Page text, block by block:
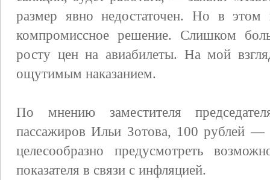
размер явно недостаточен. Но в этом
компромиссное решение. Слишком
росту цен на авиабилеты. На мой
ощутимым наказанием.
По мнению заместителя
пассажиров Ильи Зотова, 100 рублей —
целесообразно предусмотреть
показателя в связи с инфляцией.